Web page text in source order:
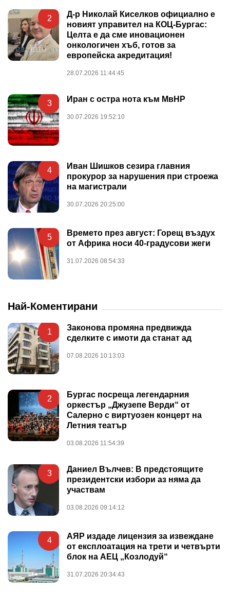
2
Д-р Николай Киселков официално е
новият управител на КОЦ-Бургас:
Целта е да сме иновационен
онкологичен хъб, готов за
европейска акредитация!
28.07.2026 11:44:45
3 Иран с остра нота към МвНР
30.07.2026 19:52:10
4
Иван Шишков сезира главния
прокурор за нарушения при строежа
на магистрали
30.07.2026 20:25:00
5
Времето през август: Горещ въздух
от Африка носи 40-градусови жеги
31.07.2026 08:54:33
Най-Коментирани
1
Законова промяна предвижда
сделките с имоти да станат ад
07.08.2026 10:13:03
2
Бургас посреща легендарния
оркестър „Джузепе Верди“ от
Салерно с виртуозен концерт на
Летния театър
03.08.2026 11:54:39
3
Даниел Вълчев: В предстоящите
президентски избори аз няма да
участвам
03.08.2026 09:14:12
4
АЯР издаде лицензия за извеждане
от експлоатация на трети и четвърти
блок на АЕЦ „Козлодуй“
31.07.2026 20:34:43